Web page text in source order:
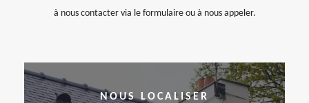
à nous contacter via le formulaire ou à nous appeler.
NOUS LOCALISER